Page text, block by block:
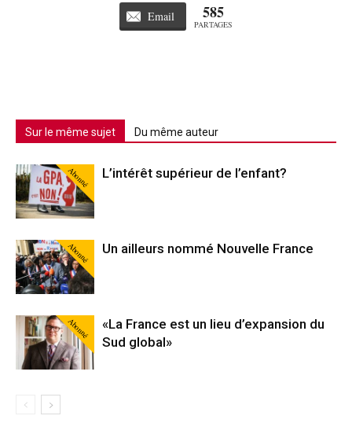
Email 585
PARTAGES
Sur le même sujet Du même auteur
Abonné L’intérêt supérieur de l’enfant?
Abonné Un ailleurs nommé Nouvelle France
Abonné
«La France est un lieu d’expansion du
Sud global»